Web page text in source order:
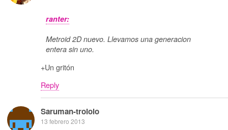
ranter:
Metroid 2D nuevo. Llevamos una generacion
entera sin uno.
+Un gritón
Reply
Saruman-trololo
13 febrero 2013